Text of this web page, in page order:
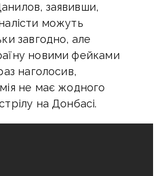
заявивши,
можуть
завгодно, але
новими фейками
наголосив,
не має жодного
на Донбасі.